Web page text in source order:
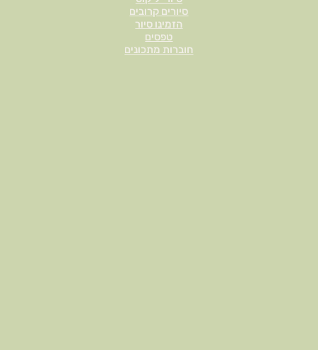
סיורים קרובים
הזמינו סיור
טפסים
חוברות מתכונים